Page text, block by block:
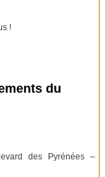
!
du
des Pyrénées –